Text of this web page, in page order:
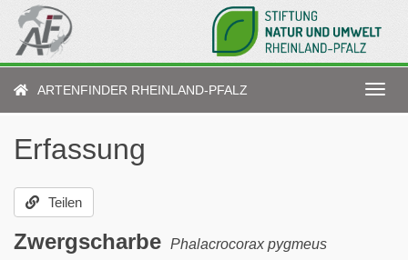
Direkt
zum
Inhalt
ARTENFINDER RHEINLAND-PFALZ
Erfassung
Teilen
Zwergscharbe Phalacrocorax pygmeus